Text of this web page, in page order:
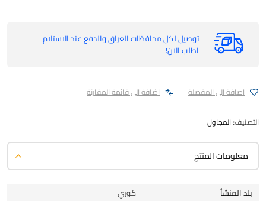
توصيل لكل محافظات العراق والدفع عند الاستلام
اطلب الان!
اضافة الى المفضلة اضافة الى قائمة المقارنة
التصنيف:المجاول
معلومات المنتج
بلد المنشأ
كوري